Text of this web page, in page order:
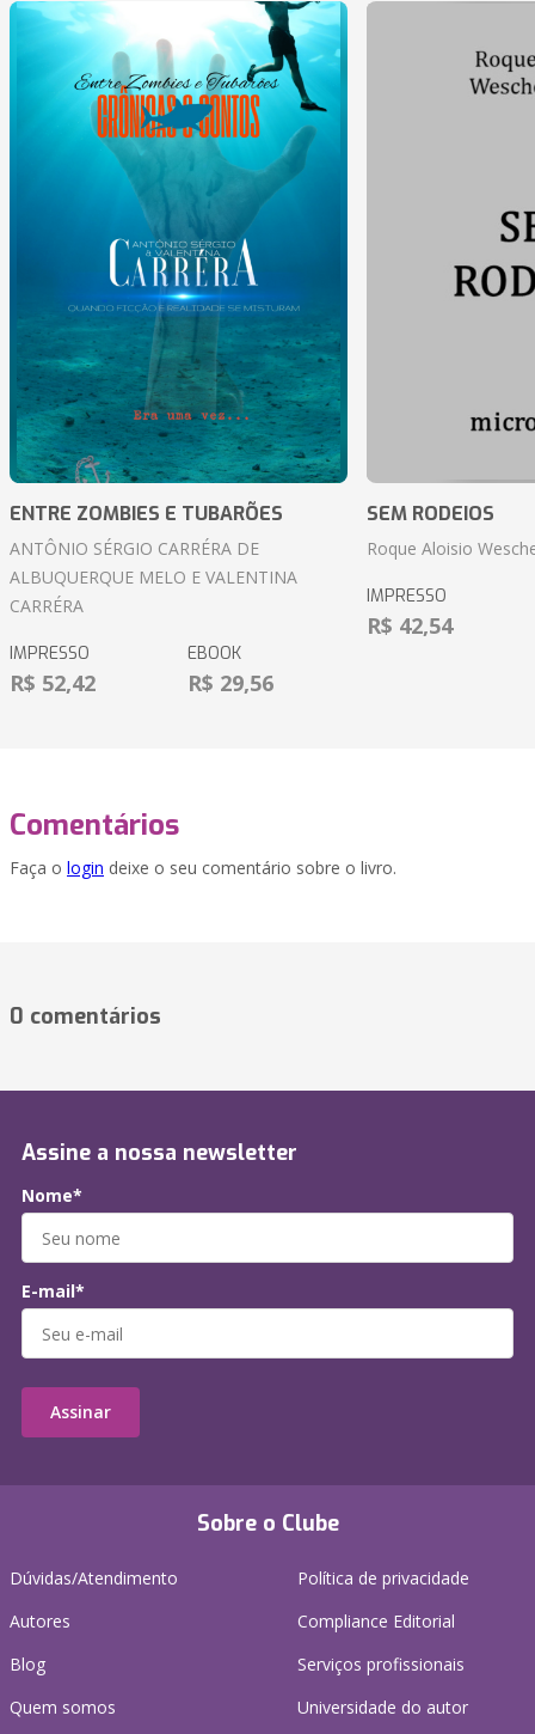
ENTRE ZOMBIES E TUBARÕES
ANTÔNIO SÉRGIO CARRÉRA DE
ALBUQUERQUE MELO E VALENTINA
CARRÉRA
IMPRESSO
R$ 52,42
EBOOK
R$ 29,56
SEM RODEIOS
Roque Aloisio
IMPRESSO
R$ 42,54
Comentários
Faça o login deixe o seu comentário sobre o livro.
0 comentários
Sobre o Clube
Dúvidas/Atendimento
Autores
Blog
Quem somos
Política de privacidade
Compliance Editorial
Serviços profissionais
Universidade do autor
Assine a nossa newsletter
Nome*
E-mail*
Assinar